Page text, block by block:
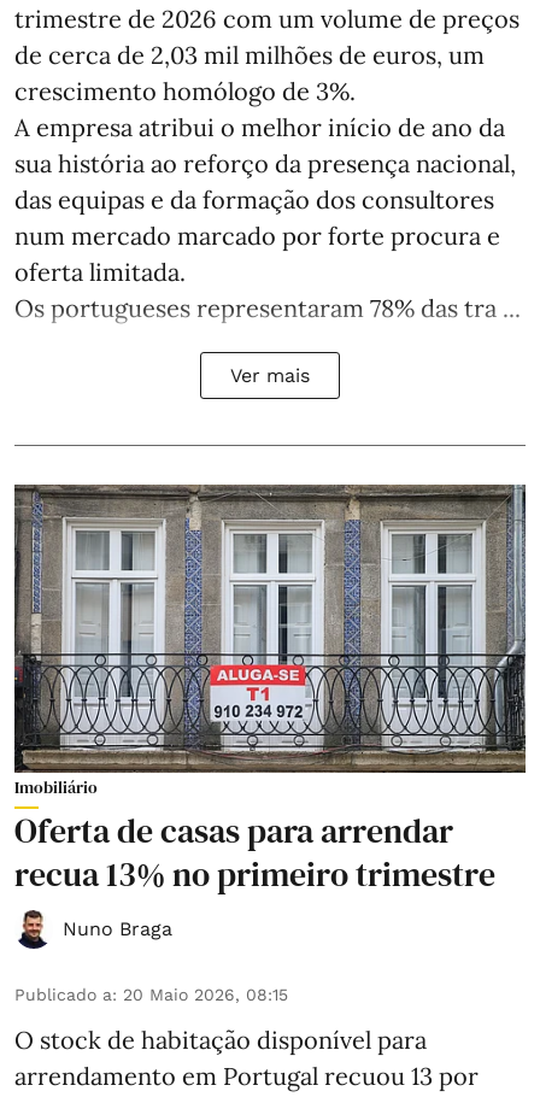
trimestre de 2026 com um volume de preços
de cerca de 2,03 mil milhões de euros, um
crescimento homólogo de 3%.
A empresa atribui o melhor início de ano da
sua história ao reforço da presença nacional,
das equipas e da formação dos consultores
num mercado marcado por forte procura e
oferta limitada.
Os portugueses representaram 78% das tra ...
Ver mais
Imobiliário
Oferta de casas para arrendar
recua 13% no primeiro trimestre
Nuno Braga
Publicado a: 20 Maio 2026, 08:15
O stock de habitação disponível para
arrendamento em Portugal recuou 13 por